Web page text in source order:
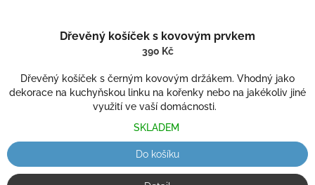
Dřevěný košíček s kovovým prvkem
390 Kč
Dřevěný košíček s černým kovovým držákem. Vhodný jako
dekorace na kuchyňskou linku na kořenky nebo na jakékoliv jiné
využití ve vaší domácnosti.
SKLADEM
Do košíku